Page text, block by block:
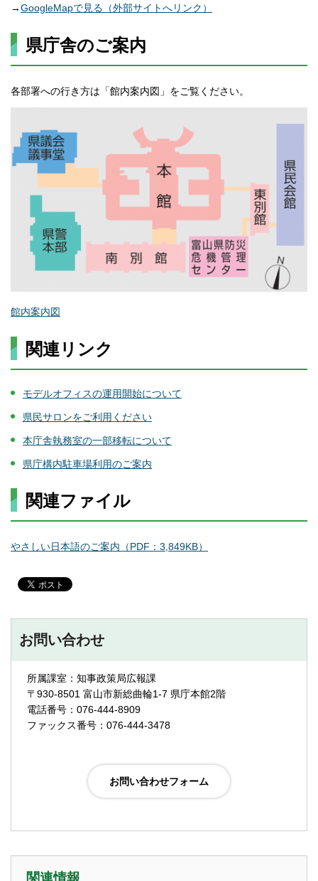
→GoogleMapで見る（外部サイトへリンク）
県庁舎のご案内
各部署への行き方は「館内案内図」をご覧ください。
館内案内図
関連リンク
モデルオフィスの運用開始について
県民サロンをご利用ください
本庁舎執務室の一部移転について
県庁構内駐車場利用のご案内
関連ファイル
やさしい日本語のご案内（PDF：3,849KB）
お問い合わせ
所属課室：知事政策局広報課
〒930-8501 富山市新総曲輪1-7 県庁本館2階
電話番号：076-444-8909
ファックス番号：076-444-3478
関連情報